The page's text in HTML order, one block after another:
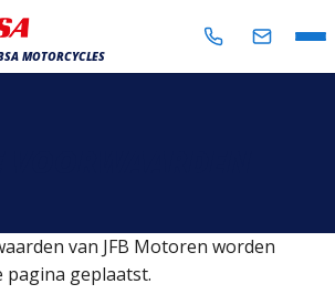
MOTORCYCLES
van JFB Motoren worden
geplaatst.